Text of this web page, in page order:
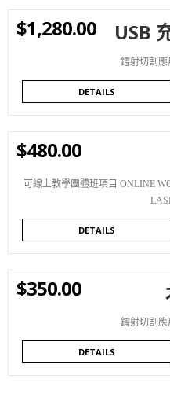
WISHLIST
$1,280.00 USB
鐳射切割應
DETAILS
$480.00
可線上教學團體班項目 ONLINE
DETAILS
$350.00
鐳射切割應
DETAILS